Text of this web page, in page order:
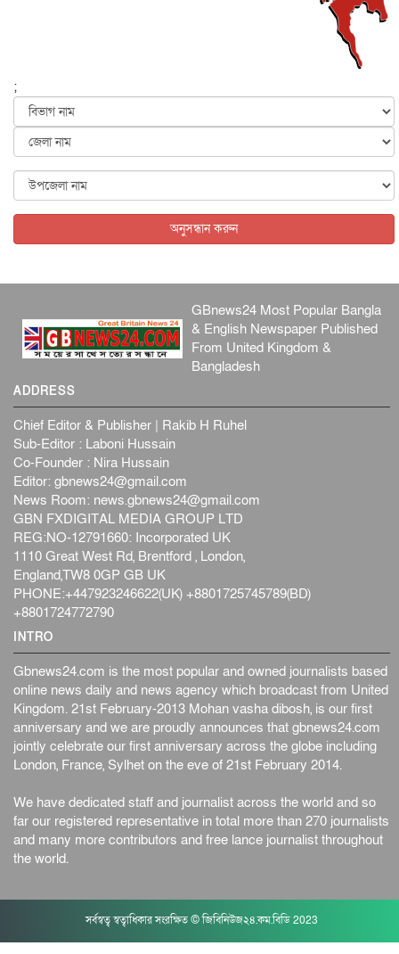
হরমুজ নিয়ে ইরান-মার্কিন চুক্তি হতে পারে আজ : মার্কিন অর্থমন...
৫ আগস্ট, ২০২৬
পৃথিবীর দিকে আসছে বিধ্বংসী বস্তু, পারমাণবিক বোমা দিয়ে করা
আন্তর্জাতিক ৫ আগস্ট, ২০২৬
কেনিয়ায় ১৫ হাতির রহস্যজনক মৃত্যু, সন্দেহের মুখে কীটনাশকের
আন্তর্জাতিক ৫ আগস্ট, ২০২৬
;
অনুসন্ধান করুন
GBnews24 Most Popular Bangla
& English Newspaper Published
From United Kingdom &
Bangladesh
ADDRESS
Chief Editor & Publisher | Rakib H Ruhel
Sub-Editor : Laboni Hussain
Co-Founder : Nira Hussain
Editor: gbnews24@gmail.com
News Room: news.gbnews24@gmail.com
GBN FXDIGITAL MEDIA GROUP LTD
REG:NO-12791660: Incorporated UK
1110 Great West Rd, Brentford , London,
England,TW8 0GP GB UK
PHONE:+447923246622(UK) +8801725745789(BD)
+8801724772790
INTRO
Gbnews24.com is the most popular and owned journalists based
online news daily and news agency which broadcast from United
Kingdom. 21st February-2013 Mohan vasha dibosh, is our first
anniversary and we are proudly announces that gbnews24.com
jointly celebrate our first anniversary across the globe including
London, France, Sylhet on the eve of 21st February 2014.
We have dedicated staff and journalist across the world and so
far our registered representative in total more than 270 journalists
and many more contributors and free lance journalist throughout
the world.
সর্বস্বত্ব স্বত্বাধিকার সংরক্ষিত © জিবিনিউজ২৪.কম.বিডি 2023